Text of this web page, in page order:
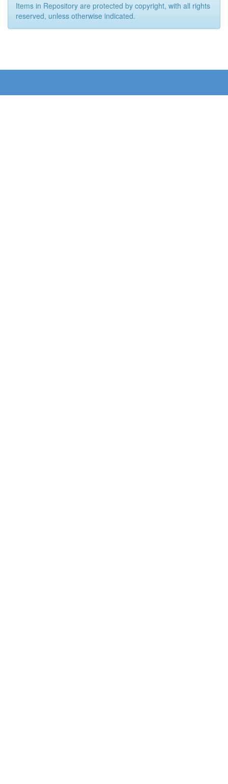
Items in Repository are protected by copyright, with all rights
reserved, unless otherwise indicated.